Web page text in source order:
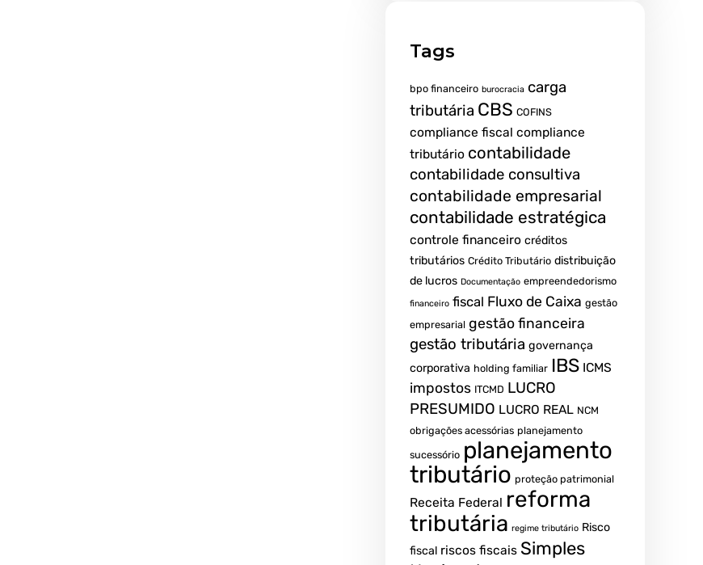
Tags
bpo financeiro burocracia carga
tributária CBS COFINS
compliance fiscal compliance
tributário contabilidade
contabilidade consultiva
contabilidade empresarial
contabilidade estratégica
controle financeiro créditos
tributários Crédito Tributário distribuição
de lucros Documentação empreendedorismo
financeiro fiscal Fluxo de Caixa gestão
empresarial gestão financeira
gestão tributária governança
corporativa holding familiar IBS ICMS
impostos ITCMD LUCRO
PRESUMIDO LUCRO REAL NCM
obrigações acessórias planejamento
sucessório planejamento
tributário proteção patrimonial
Receita Federal reforma
tributária regime tributário Risco
fiscal riscos fiscais Simples